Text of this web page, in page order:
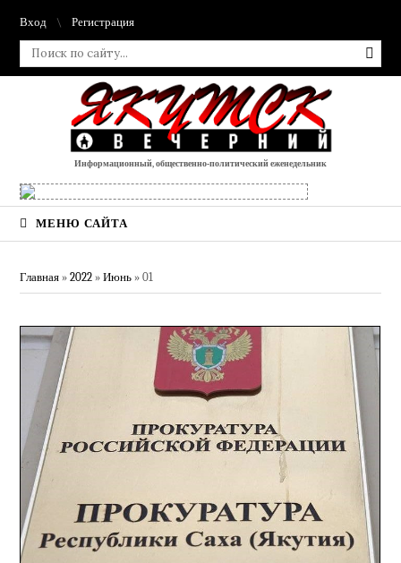
Вход Регистрация
Информационный, общественно-политический еженедельник
МЕНЮ САЙТА
Главная »2022 » Июнь » 01